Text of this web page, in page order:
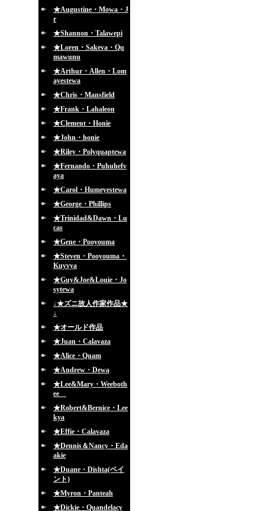
★Augustine・Mowa・J
r
★Shannon・Talawepi
★Loren・Sakeva・Qu
mawunu
★Arthur・Allen・Lom
ayestewa
★Chris・Mansfield
★Frank・Lahaleon
★Clement・Honie
★John・honie
★Riley・Polyquaptewa
★Fernando・Puhuhefv
aya
★Carol・Humeyestewa
★George・Phillips
★Trinidad&Dawn・Lu
cas
★Gene・Pooyouma
★Steven・Pooyouma・
Kuyvya
★Guy&Joe&Louie・Jo
sytewa
↓★ズニ故人作家作品★
↓
★オールド作品
★Juan・Calavaza
★Alice・Quam
★Andrew・Dewa
★Lee&Mary・Weeboth
ee
★Robert&Bernice・Lee
kya
★Effie・Calavaza
★Dennis＆Nancy・Eda
akie
★Duane・Dishta(ペイ
ント)
★Myron・Panteah
★Dickie・Quandelacy